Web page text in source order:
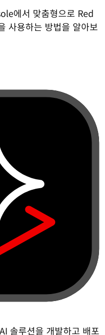
에서 맞춤형으로 Red
사용하는 방법을 알아보
솔루션을 개발하고 배포